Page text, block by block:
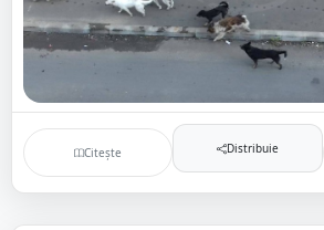
Citește Distribuie